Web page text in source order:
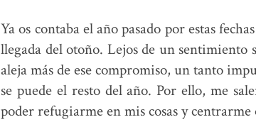
Ya os contaba el año pasado por estas
llegada del otoño. Lejos de un sentimiento
aleja más de ese compromiso, un tanto
se puede el resto del año. Por ello, me
poder refugiarme en mis cosas y